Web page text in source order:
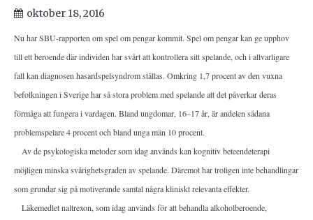
oktober 18, 2016
Nu har SBU-rapporten om spel om pengar kommit. Spel om pengar kan ge upphov
till ett beroende där individen har svårt att kontrollera sitt spelande, och i allvarligare
fall kan diagnosen hasardspelsyndrom ställas. Omkring 1,7 procent av den vuxna
befolkningen i Sverige har så stora problem med spelande att det påverkar deras
förmåga att fungera i vardagen. Bland ungdomar, 16–17 år, är andelen sådana
problemspelare 4 procent och bland unga män 10 procent.
Av de psykologiska metoder som idag används kan kognitiv beteendeterapi
möjligen minska svårighetsgraden av spelande. Däremot har troligen inte behandlingar
som grundar sig på motiverande samtal några kliniskt relevanta effekter.
Läkemedlet naltrexon, som idag används för att behandla alkoholberoende,